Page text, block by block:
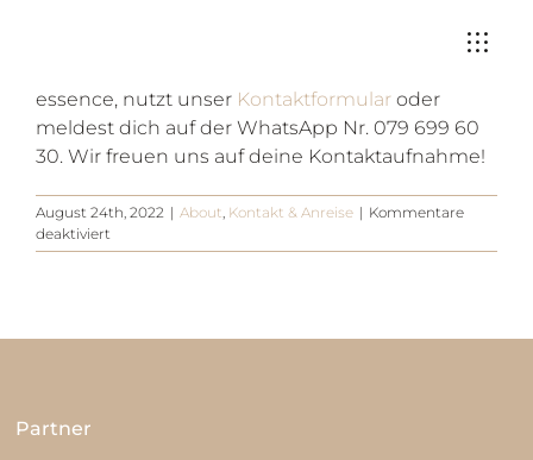
erreichen. Gerne kannst du uns direkt anrufen,
essence, nutzt unser Kontaktformular oder
meldest dich auf der WhatsApp Nr. 079 699 60
30. Wir freuen uns auf deine Kontaktaufnahme!
August 24th, 2022 | About, Kontakt & Anreise | Kommentare
deaktiviert
Wie
besten
Partner